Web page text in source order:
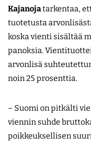
Kajanojatarkentaa,
tuotetusta
koska vienti sisältää
panoksia.
arvonlisä
noin 25 prosenttia.
– Suomi on pitkälti
viennin suhde
poikkeuksellisen